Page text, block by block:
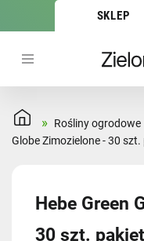
SKLEP
» Rośliny ogrodowe
Globe Zimozielone - 30 szt.
Hebe Green
30 szt. pakiet